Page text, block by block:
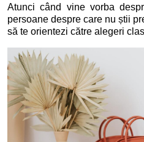
Atunci când vine vorba
persoane despre care nu știi
să te orientezi către alegeri